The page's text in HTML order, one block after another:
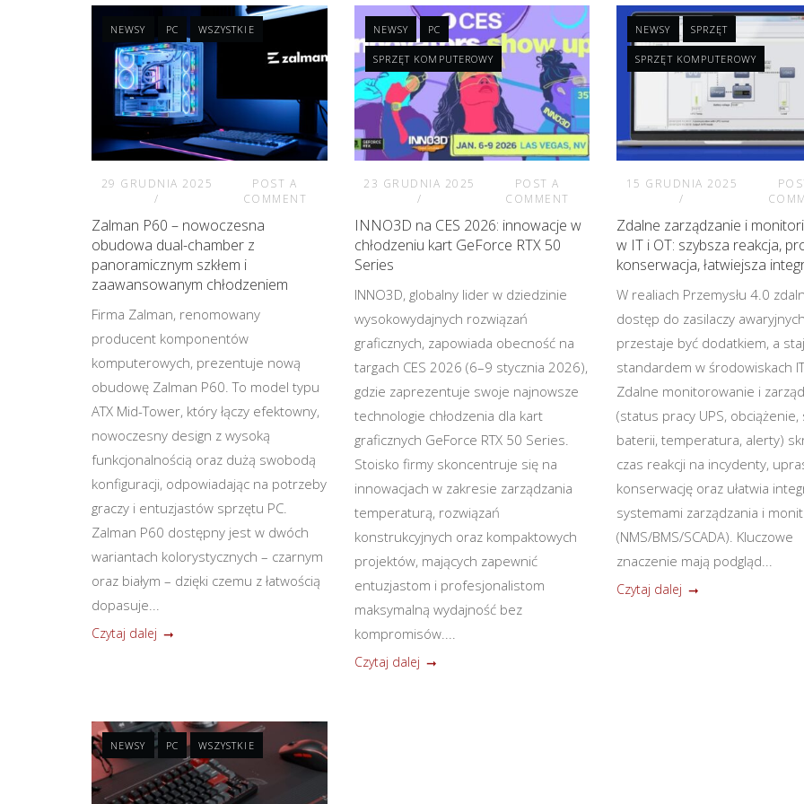
NEWSY PC WSZYSTKIE
29 GRUDNIA 2025
POST A
COMMENT
Zalman P60 – nowoczesna
obudowa dual-chamber z
panoramicznym szkłem i
zaawansowanym chłodzeniem
Firma Zalman, renomowany
producent komponentów
komputerowych, prezentuje nową
obudowę Zalman P60. To model typu
ATX Mid-Tower, który łączy efektowny,
nowoczesny design z wysoką
funkcjonalnością oraz dużą swobodą
konfiguracji, odpowiadając na potrzeby
graczy i entuzjastów sprzętu PC.
Zalman P60 dostępny jest w dwóch
wariantach kolorystycznych – czarnym
oraz białym – dzięki czemu z łatwością
dopasuje...
Czytaj dalej
NEWSY PC
SPRZĘT KOMPUTEROWY
23 GRUDNIA 2025
POST A
COMMENT
INNO3D na CES 2026: innowacje w
chłodzeniu kart GeForce RTX 50
Series
INNO3D, globalny lider w dziedzinie
wysokowydajnych rozwiązań
graficznych, zapowiada obecność na
targach CES 2026 (6–9 stycznia 2026),
gdzie zaprezentuje swoje najnowsze
technologie chłodzenia dla kart
graficznych GeForce RTX 50 Series.
Stoisko firmy skoncentruje się na
innowacjach w zakresie zarządzania
temperaturą, rozwiązań
konstrukcyjnych oraz kompaktowych
projektów, mających zapewnić
entuzjastom i profesjonalistom
maksymalną wydajność bez
kompromisów....
Czytaj dalej
NEWSY SPRZĘT
SPRZĘT KOMPUTEROWY
15 GRUDNIA 2025
Zdalne zarządzanie i
w IT i OT: szybsza reakcja,
konserwacja, łatwiejsza
W realiach Przemysłu 4.0
dostęp do zasilaczy
przestaje być dodatkiem, a
standardem w środowiskach
Zdalne monitorowanie i
(status pracy UPS, obciążenie,
baterii, temperatura, alerty)
czas reakcji na incydenty,
konserwację oraz ułatwia
systemami zarządzania i
(NMS/BMS/SCADA). Kluczowe
znaczenie mają podgląd...
Czytaj dalej
NEWSY PC WSZYSTKIE